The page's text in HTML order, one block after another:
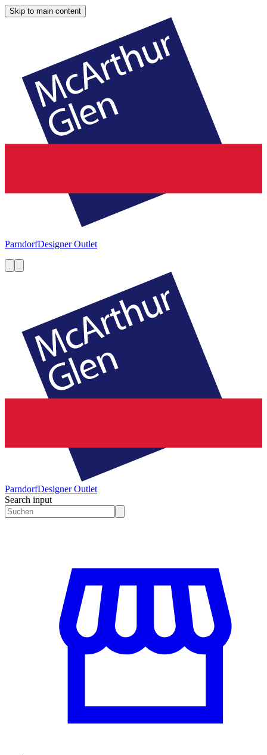
Skip to main content
ParndorfDesigner Outlet
ParndorfDesigner Outlet
Search input